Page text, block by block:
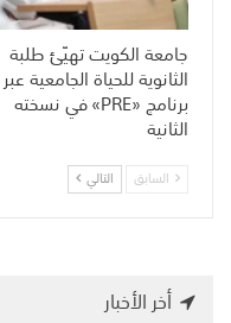
جامعة الكويت تهيّئ طلبة
الثانوية للحياة الجامعية عبر
برنامج «PRE» في نسخته
الثانية
السابق التالي
أخر الأخبار